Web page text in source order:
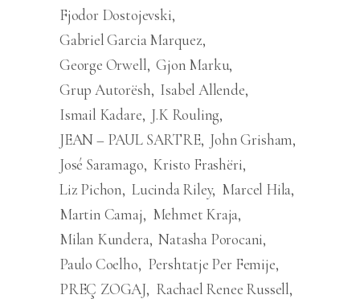
Fjodor Dostojevski
Gabriel Garcia Marquez
George Orwell Gjon Marku
Grup Autorësh Isabel Allende
Ismail Kadare J.K Rouling
JEAN – PAUL SARTRE John Grisham
José Saramago Kristo Frashëri
Liz Pichon Lucinda Riley Marcel Hila
Martin Camaj
Mehmet Kraja
Milan Kundera Natasha Porocani
Paulo Coelho
Pershtatje Per Femije
PREÇ ZOGAJ
Rachael Renee Russell